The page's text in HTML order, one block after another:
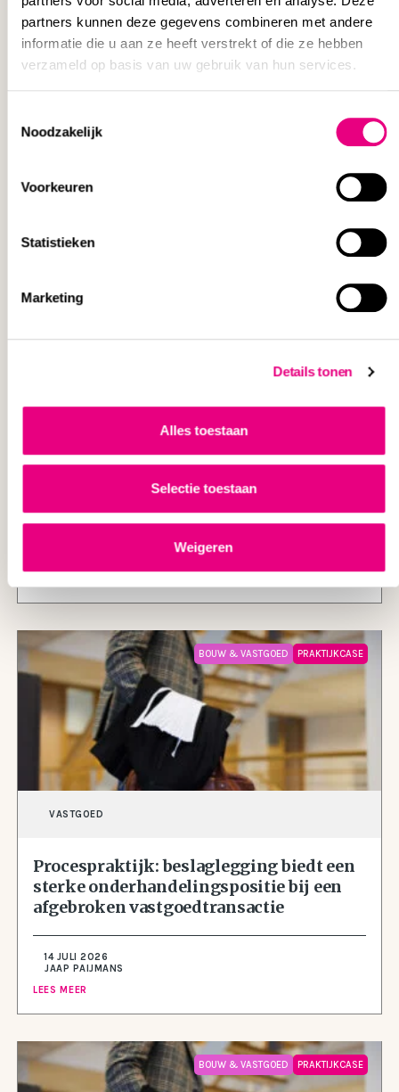
partners kunnen deze gegevens combineren met andere
informatie die u aan ze heeft verstrekt of die ze hebben
verzameld op basis van uw gebruik van hun services.
Noodzakelijk
Voorkeuren
Statistieken
Marketing
Details tonen
Alles toestaan
Selectie toestaan
Weigeren
Meer
praktijkvoorbeelden
PRAKTIJKCASE
Procespraktijk: afdwingen nakoming
miljoenenafkoopsom
BOUW & VASTGOED PRAKTIJKCASE
VASTGOED
Procespraktijk: beslaglegging biedt een
sterke onderhandelingspositie bij een
afgebroken vastgoedtransactie
14 JULI 2026
JAAP PAIJMANS
LEES MEER
BOUW & VASTGOED PRAKTIJKCASE